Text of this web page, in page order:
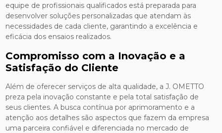
equipe de profissionais qualificados está preparada para
desenvolver soluções personalizadas que atendam às
necessidades de cada cliente, garantindo a excelência e
eficácia dos ensaios realizados.
Compromisso com a Inovação e a
Satisfação do Cliente
Além de oferecer serviços de alta qualidade, a J. OMETTO
preza pela inovação constante e pela total satisfação de
seus clientes. A busca contínua por aprimoramento e a
atenção aos detalhes são aspectos que fazem da empresa
uma parceira confiável e diferenciada no mercado de